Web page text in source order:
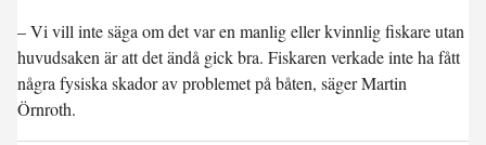
– Vi vill inte säga om det var en manlig eller kvinnlig fiskare utan
huvudsaken är att det ändå gick bra. Fiskaren verkade inte ha fått
några fysiska skador av problemet på båten, säger Martin
Örnroth.